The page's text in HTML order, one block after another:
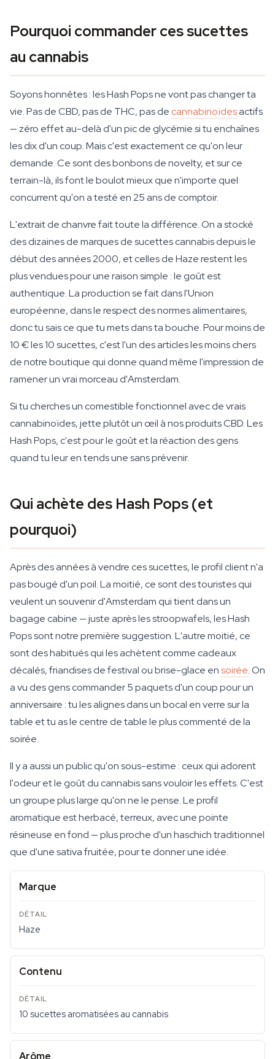
Pourquoi commander ces sucettes
au cannabis
Soyons honnêtes : les Hash Pops ne vont pas changer ta
vie. Pas de CBD, pas de THC, pas de cannabinoïdesactifs
— zéro effet au-delà d'un pic de glycémie si tu enchaînes
les dix d'un coup. Mais c'est exactement ce qu'on leur
demande. Ce sont des bonbons de novelty, et sur ce
terrain-là, ils font le boulot mieux que n'importe quel
concurrent qu'on a testé en 25 ans de comptoir.
L'extrait de chanvre fait toute la différence. On a stocké
des dizaines de marques de sucettes cannabis depuis le
début des années 2000, et celles de Haze restent les
plus vendues pour une raison simple : le goût est
authentique. La production se fait dans l'Union
européenne, dans le respect des normes alimentaires,
donc tu sais ce que tu mets dans ta bouche. Pour moins de
10 € les 10 sucettes, c'est l'un des articles les moins chers
de notre boutique qui donne quand même l'impression de
ramener un vrai morceau d'Amsterdam.
Si tu cherches un comestible fonctionnel avec de vrais
cannabinoïdes, jette plutôt un œil à nos produits CBD. Les
Hash Pops, c'est pour le goût et la réaction des gens
quand tu leur en tends une sans prévenir.
Qui achète des Hash Pops (et
pourquoi)
Après des années à vendre ces sucettes, le profil client n'a
pas bougé d'un poil. La moitié, ce sont des touristes qui
veulent un souvenir d'Amsterdam qui tient dans un
bagage cabine — juste après les stroopwafels, les Hash
Pops sont notre première suggestion. L'autre moitié, ce
sont des habitués qui les achètent comme cadeaux
décalés, friandises de festival ou brise-glace ensoirée. On
a vu des gens commander 5 paquets d'un coup pour un
anniversaire : tu les alignes dans un bocal en verre sur la
table et tu as le centre de table le plus commenté de la
soirée.
Il y a aussi un public qu'on sous-estime : ceux qui adorent
l'odeur et le goût du cannabis sans vouloir les effets. C'est
un groupe plus large qu'on ne le pense. Le profil
aromatique est herbacé, terreux, avec une pointe
résineuse en fond — plus proche d'un haschich traditionnel
que d'une sativa fruitée, pour te donner une idée.
Marque
Haze
Contenu
10 sucettes aromatisées au cannabis
Arôme